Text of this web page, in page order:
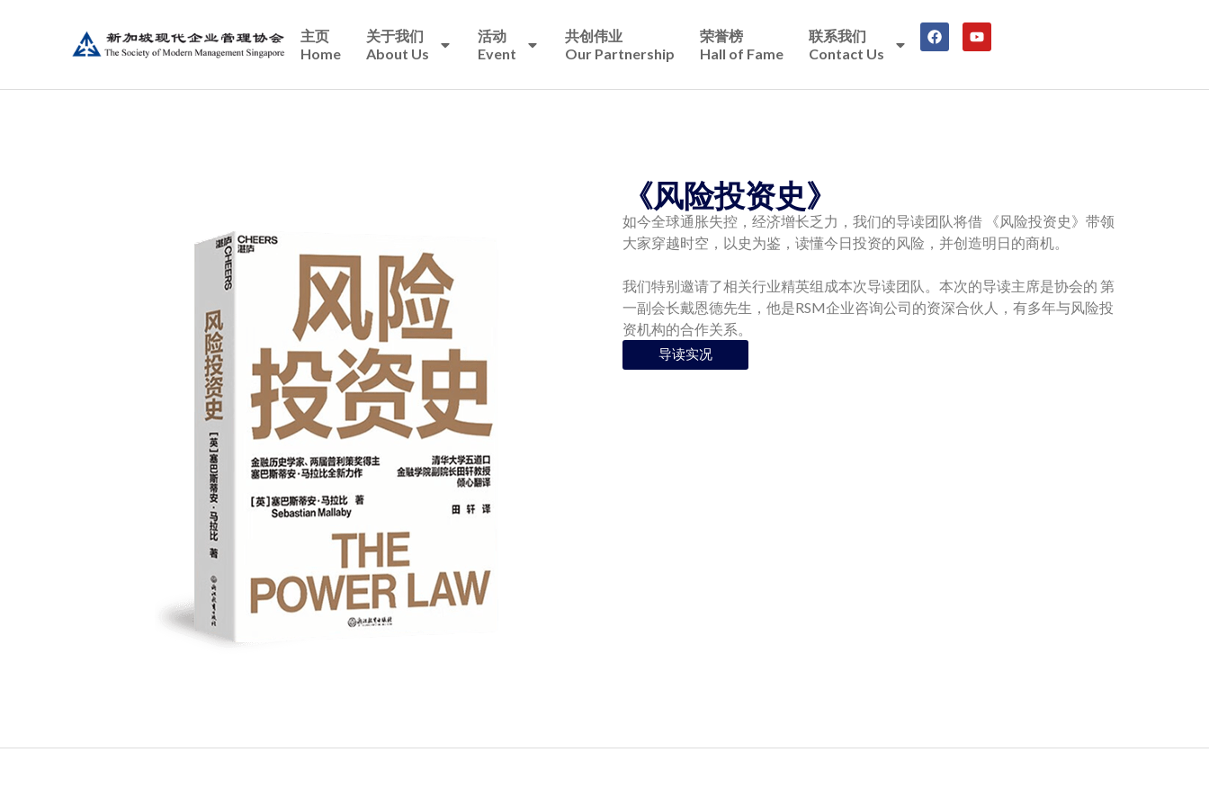
主页
Home
关于我们
About Us
活动
Event
共创伟业
Our Partnership
荣誉榜
Hall of Fame
联系我们
Contact Us
《风险投资史》
如今全球通胀失控，经济增长乏力，我们的导读团队将借 《风险投资史》带领
大家穿越时空，以史为鉴，读懂今日投资的风险，并创造明日的商机。
我们特别邀请了相关行业精英组成本次导读团队。本次的导读主席是协会的 第
一副会长戴恩德先生，他是RSM企业咨询公司的资深合伙人，有多年与风险投
资机构的合作关系。
导读实况